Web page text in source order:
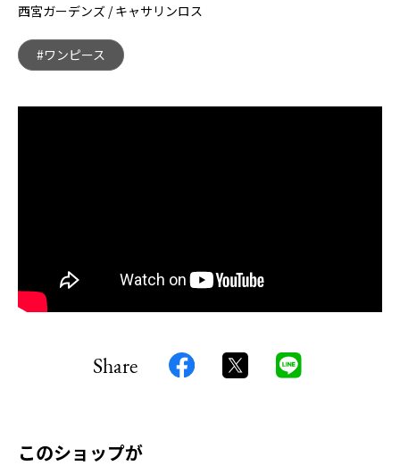
西宮ガーデンズ / キャサリンロス
#ワンピース
Share
このショップが